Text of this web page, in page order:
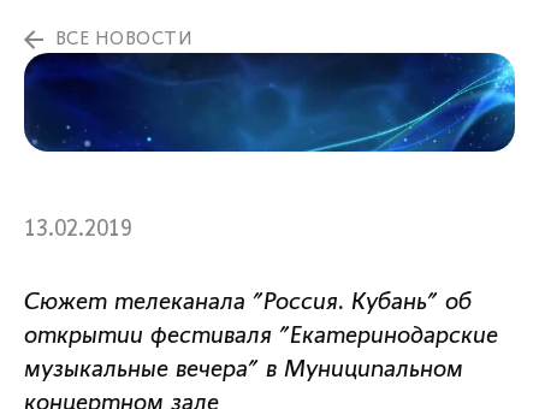
ВСЕ НОВОСТИ
13.02.2019
Сюжет телеканала "Россия. Кубань" об
открытии фестиваля "Екатеринодарские
музыкальные вечера" в Муниципальном
концертном зале